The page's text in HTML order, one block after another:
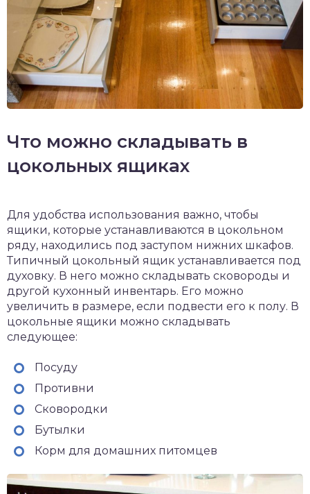
Что можно складывать в
цокольных ящиках
Для удобства использования важно, чтобы
ящики, которые устанавливаются в цокольном
ряду, находились под заступом нижних шкафов.
Типичный цокольный ящик устанавливается под
духовку. В него можно складывать сковороды и
другой кухонный инвентарь. Его можно
увеличить в размере, если подвести его к полу. В
цокольные ящики можно складывать
следующее:
Посуду
Противни
Сковородки
Бутылки
Корм для домашних питомцев